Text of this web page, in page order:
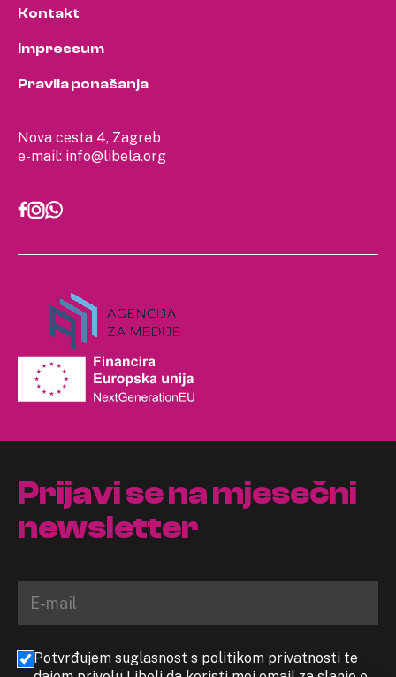
Nova cesta 4, Zagreb
e-mail: info@libela.org
Kontakt
Impressum
Pravila ponašanja
Prijavi se na mjesečni
newsletter
Potvrđujem suglasnost s politikom privatnosti te